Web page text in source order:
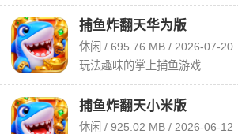
币。
捕鱼炸翻天华为版
休闲 / 695.76 MB / 2026-07-20
玩法趣味的掌上捕鱼游戏
捕鱼炸翻天小米版
休闲 / 925.02 MB / 2026-06-12